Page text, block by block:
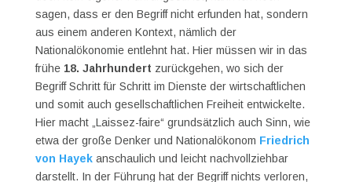
sagen, dass er den Begriff nicht erfunden hat, sondern
aus einem anderen Kontext, nämlich der
Nationalökonomie entlehnt hat. Hier müssen wir in das
frühe 18. Jahrhundert zurückgehen, wo sich der
Begriff Schritt für Schritt im Dienste der wirtschaftlichen
und somit auch gesellschaftlichen Freiheit entwickelte.
Hier macht „Laissez-faire“ grundsätzlich auch Sinn, wie
etwa der große Denker und Nationalökonom Friedrich
von Hayekanschaulich und leicht nachvollziehbar
darstellt. In der Führung hat der Begriff nichts verloren,